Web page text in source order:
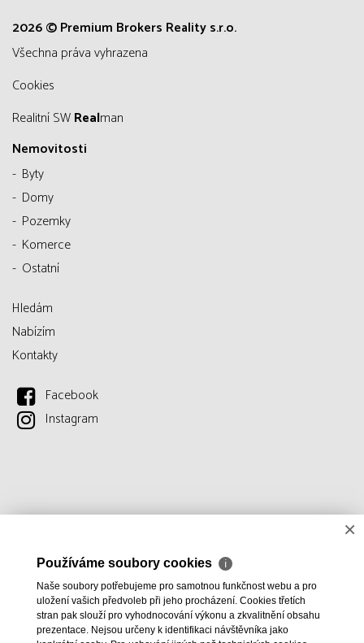
2026 © Premium Brokers Reality s.r.o.
všechna práva vyhrazena
Cookies
Realitní SWRealman
Nemovitosti
Byty
Domy
Pozemky
Komerce
Ostatní
Hledám
Nabízím
Kontakty
Facebook
Instagram
×
Používáme soubory cookies ℹ
Naše soubory potřebujeme pro samotnou funkčnost webu a pro
uložení vašich předvoleb při jeho procházení. Cookies třetích
stran pak slouží pro vyhodnocování výkonu a zkvalitnění obsahu
prezentace. Nejsou určeny k identifikaci návštěvníka jako